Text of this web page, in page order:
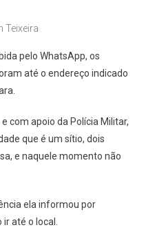
Teixeira
pelo WhatsApp, os
até o endereço indicado
com apoio da Polícia Militar,
que é um sítio, dois
e naquele momento não
ela informou por
até o local.